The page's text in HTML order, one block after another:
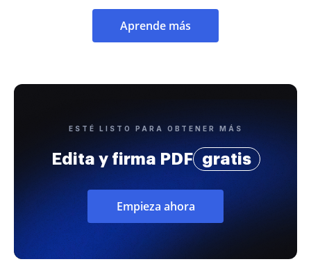
Aprende más
ESTÉ LISTO PARA OBTENER MÁS
Edita y firma PDF gratis
Empieza ahora